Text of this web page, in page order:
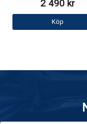
2 490 kr
Köp